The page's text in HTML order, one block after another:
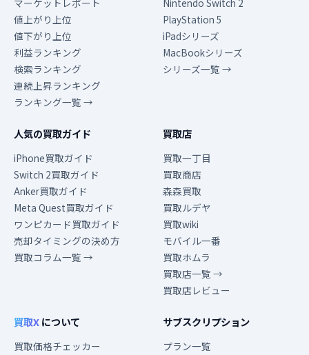
マーケットレポート
値上がり上位
値下がり上位
利益ランキング
検索ランキング
連続上昇ランキング
ランキング一覧 →
Nintendo Switch 2
PlayStation 5
iPadシリーズ
MacBookシリーズ
シリーズ一覧 →
人気の買取ガイド
iPhone買取ガイド
Switch 2買取ガイド
Anker買取ガイド
Meta Quest買取ガイド
ワンピカード買取ガイド
売却タイミングの決め方
買取コラム一覧 →
買取店
買取一丁目
買取商店
森森買取
買取ルデヤ
買取wiki
モバイル一番
買取ホムラ
買取店一覧 →
買取店レビュー
買取Xについて
買取価格チェッカー
サブスクリプション
プラン一覧